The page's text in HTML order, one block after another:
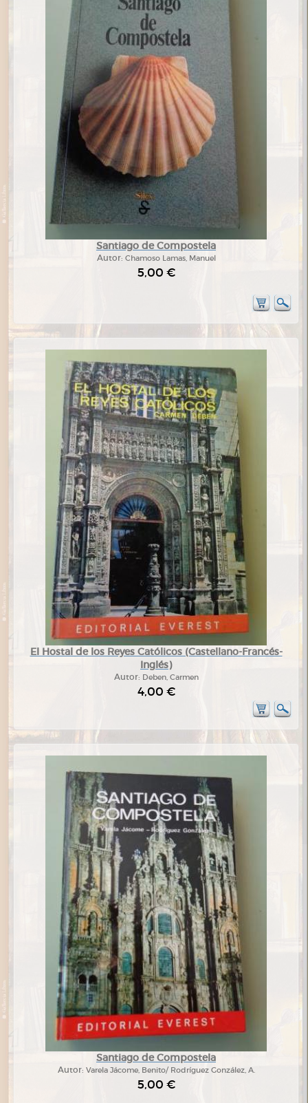
Santiago de Compostela
Autor: Chamoso Lamas, Manuel
5,00 €
El Hostal de los Reyes Católicos (Castellano-Francés-
Inglés)
Autor: Deben, Carmen
4,00 €
Santiago de Compostela
Autor: Varela Jácome, Benito/ Rodríguez González, A.
5,00 €